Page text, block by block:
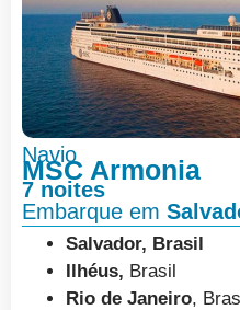
Navio
MSC Armonia
7 noites
Embarque em
Salvador, Brasil
Ilhéus, Brasil
Rio de Janeiro,